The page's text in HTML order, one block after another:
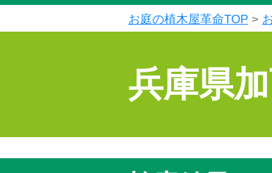
お庭の植木屋革命TOP
兵庫県